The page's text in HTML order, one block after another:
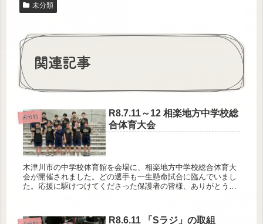
未分類
関連記事
未分類
R8.7.11～12 相楽地方中学校総
合体育大会
木津川市の中学校体育館を会場に、相楽地方中学校総合体育大
会が開催されました。どの選手も一生懸命試合に臨んでいまし
た。応援に駆けつけてくださった保護者の皆様、ありがとうご
R8.6.11 「Sラジ」の取組